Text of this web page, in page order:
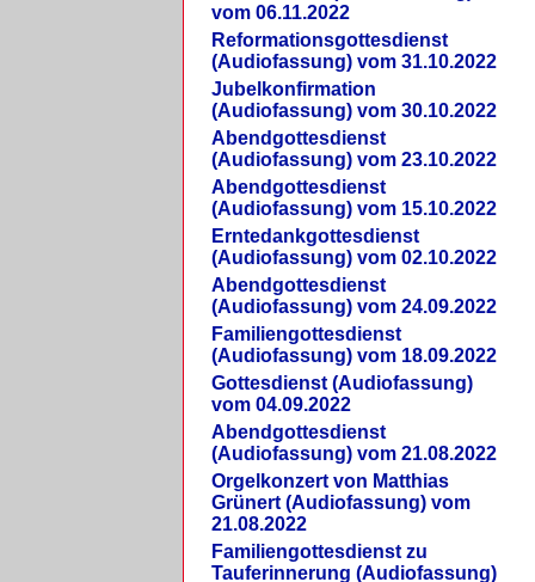
vom 06.11.2022
Reformationsgottesdienst
(Audiofassung) vom 31.10.2022
Jubelkonfirmation
(Audiofassung) vom 30.10.2022
Abendgottesdienst
(Audiofassung) vom 23.10.2022
Abendgottesdienst
(Audiofassung) vom 15.10.2022
Erntedankgottesdienst
(Audiofassung) vom 02.10.2022
Abendgottesdienst
(Audiofassung) vom 24.09.2022
Familiengottesdienst
(Audiofassung) vom 18.09.2022
Gottesdienst (Audiofassung)
vom 04.09.2022
Abendgottesdienst
(Audiofassung) vom 21.08.2022
Orgelkonzert von Matthias
Grünert (Audiofassung) vom
21.08.2022
Familiengottesdienst zu
Tauferinnerung (Audiofassung)